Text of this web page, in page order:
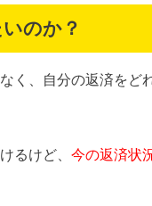
のか？
く、自分の返済をど
るけど、 今の返済状